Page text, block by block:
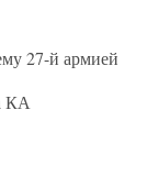
27-й армией
КА